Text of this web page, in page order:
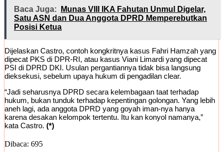
Baca Juga:
Munas VIII IKA Fahutan Unmul Digelar,
Satu ASN dan Dua Anggota DPRD Memperebutkan
Posisi Ketua
Dijelaskan Castro, contoh kongkritnya kasus Fahri Hamzah yang
dipecat PKS di DPR-RI, atau kasus Viani Limardi yang dipecat
PSI di DPRD DKI. Usulan pergantiannya tidak bisa langsung
dieksekusi, sebelum upaya hukum di pengadilan clear.
“Jadi seharusnya DPRD secara kelembagaan taat terhadap
hukum, bukan tunduk terhadap kepentingan golongan. Yang lebih
aneh lagi, ada anggota DPRD yang goyah iman-nya hanya
karena desakan kelompok tertentu. Itu kan konyol namanya,”
kata Castro. (*)
Dibaca: 695